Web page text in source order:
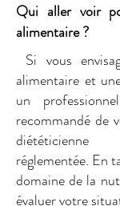
Qui aller voir
alimentaire ?
Si vous
alimentaire et
un
recommandé de
réglementée. En
domaine de la
évaluer votre